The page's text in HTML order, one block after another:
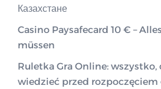
Казахстане
Casino Paysafecard 10 € –
müssen
Ruletka Gra Online: wszystko,
wiedzieć przed rozpoczęciem